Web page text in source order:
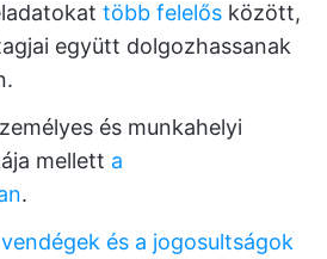
több felelős között,
együtt dolgozhassanak
és munkahelyi
mellett a
.
és a jogosultságok